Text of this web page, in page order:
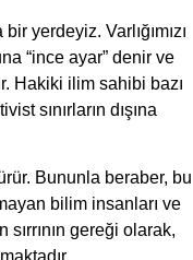
yerdeyiz. Varlığımızı
“ince ayar” denir ve
Hakiki ilim sahibi bazı
sınırların dışına
Bununla beraber, bu
bilim insanları ve
gereği olarak,